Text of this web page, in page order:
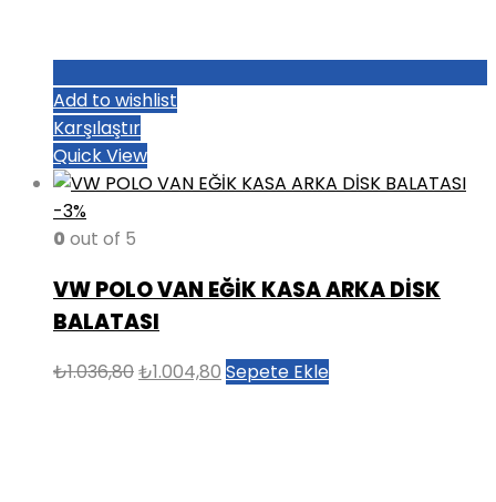
Add to wishlist
Karşılaştır
Quick View
-3%
0 out of 5
VW POLO VAN EĞİK KASA ARKA DİSK
BALATASI
₺1.036,80Orijinal
₺1.004,80 Şu
Sepete Ekle